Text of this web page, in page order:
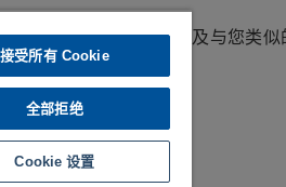
、独家提示和技巧，以及与您类似
成功的故事。
接受所有 Cookie
全部拒绝
Cookie 设置